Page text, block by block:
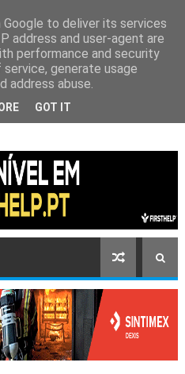
to deliver its services
address and user-agent are
performance and security
generate usage
address abuse.
GOT IT